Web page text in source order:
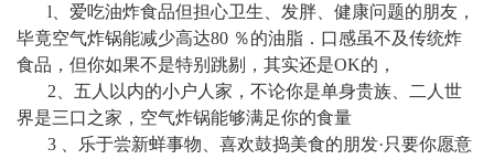
l、爱吃油炸食品但担心卫生、发胖、健康问题的朋友，
毕竟空气炸锅能减少高达80 ％的油脂． 口感虽不及传统炸
食品，但你如果不是特别跳剔，其实还是OK的，
2、五人以内的小户人家，不论你是单身贵族、二人世
界是三口之家，空气炸锅能够满足你的食量
3 、乐于尝新蛘事物、喜欢鼓捣美食的朋发·只要你愿意